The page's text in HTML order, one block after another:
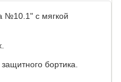
№10.1" с мягкой
бортика.